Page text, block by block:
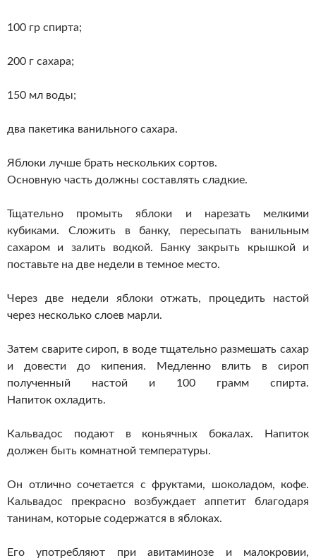
100 гр спирта;
200 г сахара;
150 мл воды;
два пакетика ванильного сахара.
Яблоки лучше брать нескольких сортов.
Основную часть должны составлять сладкие.
Тщательно промыть яблоки и нарезать мелкими
кубиками. Сложить в банку, пересыпать ванильным
сахаром и залить водкой. Банку закрыть крышкой и
поставьте на две недели в темное место.
Через две недели яблоки отжать, процедить настой
через несколько слоев марли.
Затем сварите сироп, в воде тщательно размешать сахар
и довести до кипения. Медленно влить в сироп
полученный настой и 100 грамм спирта.
Напиток охладить.
Кальвадос подают в коньячных бокалах. Напиток
должен быть комнатной температуры.
Он отлично сочетается с фруктами, шоколадом, кофе.
Кальвадос прекрасно возбуждает аппетит благодаря
танинам, которые содержатся в яблоках.
Его употребляют при авитаминозе и малокровии,